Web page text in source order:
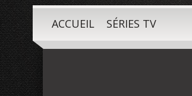
ACCUEIL SÉRIES TV